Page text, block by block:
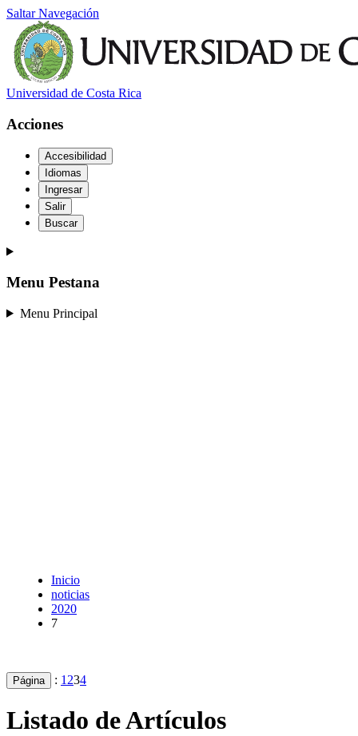
Saltar Navegación
Universidad de Costa Rica
Acciones
Accesibilidad
Idiomas
Ingresar
Salir
Buscar
Menu Pestana
Menu Principal
Inicio
noticias
2020
7
Página : 1 234
Listado de Artículos